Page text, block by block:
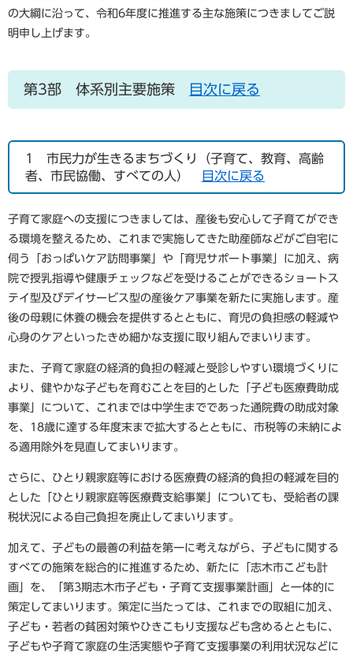
の大綱に沿って、令和6年度に推進する主な施策につきましてご説
明申し上げます。
第3部 体系別主要施策 目次に戻る
1 市民力が生きるまちづくり（子育て、教育、高齢
者、市民協働、すべての人）
目次に戻る
子育て家庭への支援につきましては、産後も安心して子育てができ
る環境を整えるため、これまで実施してきた助産師などがご自宅に
伺う「おっぱいケア訪問事業」や「育児サポート事業」に加え、病
院で授乳指導や健康チェックなどを受けることができるショートス
テイ型及びデイサービス型の産後ケア事業を新たに実施します。産
後の母親に休養の機会を提供するとともに、育児の負担感の軽減や
心身のケアといったきめ細かな支援に取り組んでまいります。
また、子育て家庭の経済的負担の軽減と受診しやすい環境づくりに
より、健やかな子どもを育むことを目的とした「子ども医療費助成
事業」について、これまでは中学生までであった通院費の助成対象
を、18歳に達する年度末まで拡大するとともに、市税等の未納によ
る適用除外を見直してまいります。
さらに、ひとり親家庭等における医療費の経済的負担の軽減を目的
とした「ひとり親家庭等医療費支給事業」についても、受給者の課
税状況による自己負担を廃止してまいります。
加えて、子どもの最善の利益を第一に考えながら、子どもに関する
すべての施策を総合的に推進するため、新たに「志木市こども計
画」を、「第3期志木市子ども・子育て支援事業計画」と一体的に
策定してまいります。策定に当たっては、これまでの取組に加え、
子ども・若者の貧困対策やひきこもり支援なども含めるとともに、
子どもや子育て家庭の生活実態や子育て支援事業の利用状況などに